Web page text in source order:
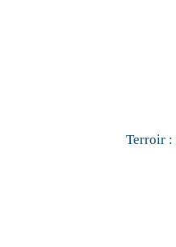
Terroir :